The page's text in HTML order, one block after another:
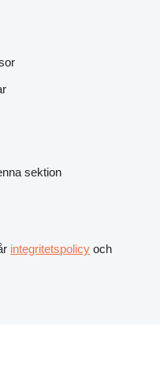
sektion
integritetspolicy och